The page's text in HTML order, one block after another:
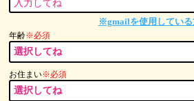
※gmailを使用している
年齢※必須
お住まい※必須